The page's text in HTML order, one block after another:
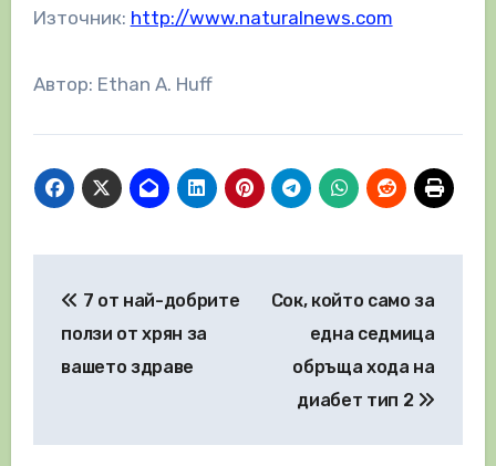
Източник: http://www.naturalnews.com
Автор: Ethan A. Huff
7 от най-добрите
ползи от хрян за
вашето здраве
Сок, който само за
една седмица
обръща хода на
диабет тип 2